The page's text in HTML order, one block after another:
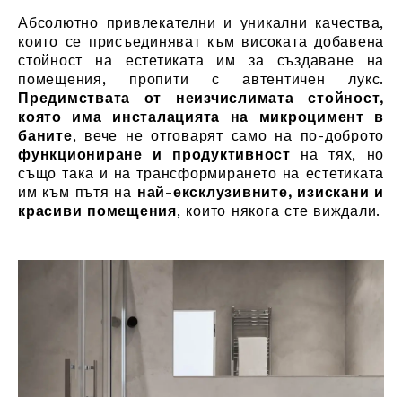
Абсолютно привлекателни и уникални качества,
които се присъединяват към високата добавена
стойност на естетиката им за създаване на
помещения, пропити с автентичен лукс.
Предимствата от неизчислимата стойност,
която има инсталацията на микроцимент в
баните, вече не отговарят само на по-доброто
функциониране и продуктивност на тях, но
също така и на трансформирането на естетиката
им към пътя на най-ексклузивните, изискани и
красиви помещения, които някога сте виждали.